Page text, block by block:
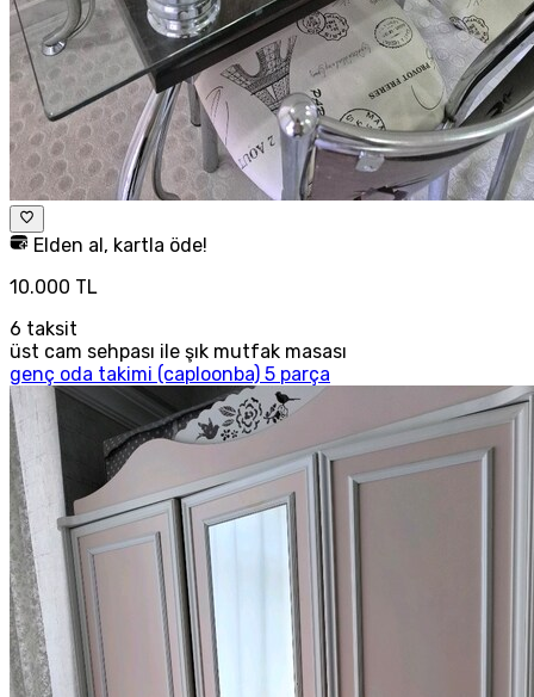
Elden al, kartla öde!
10.000 TL
6 taksit
üst cam sehpası ile şık mutfak masası
genç oda takimi (caploonba) 5 parça